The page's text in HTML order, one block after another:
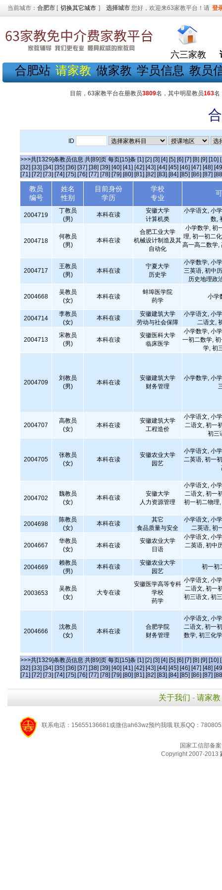
当前城市： 合肥市 [ 切换其它城市 ] 选择城市 您好，欢迎来63家教平台！请 登
六三家教
合肥站 请家教 做家教 学员信息 教员
目前，63家教平台在册教员3809名，其中明星教员163名
ID
>>>共[1329]条教员信息 共[89]页 每页[15]条 [1] [2] [3] [4] [5] [6] [7] [8] [9] [10]
[32] [33] [34] [35] [36] [37] [38] [39] [40] [41] [42] [43] [44] [45] [46] [47] [48]
[71] [72] [73] [74] [75] [76] [77] [78] [79] [80] [81] [82] [83] [84] [85] [86] [87]
教员
编号
姓名
性别
目前身份
学历
学校
专业
2004719
丁教员
(男)
本科在读
安徽大学
计算机类
小学语文, 小
数,
2004718
何教员
(男)
本科在读
合肥工业大学
机械设计制造及其
自动化
小学数学, 初
理, 初一初二
高一高二数学,
2004717
王教员
(男)
本科在读
宁夏大学
历史学
小学数学, 小
三英语, 初中
历史地理政
2004668
吴教员
(女)
本科在读
蚌埠医学院
药学
小学
2004714
李教员
(女)
本科在读
安徽建筑大学
劳动与社会保障
小学语文, 小
二语文,
2004713
宋教员
(男)
本科在读
安徽医科大学
临床医学
小学数学, 小
一初二数学,
学, 初
2004709
刘教员
(男)
本科在读
安徽建筑大学
财务管理
小学数学, 小
2004707
高教员
(女)
本科在读
安徽建筑大学
工程造价
小学语文, 小
二语文, 初一
初三
2004705
张教员
(女)
本科在读
安徽农业大学
园艺
小学语文, 小
二英语, 初一
2004702
魏教员
(女)
本科在读
安徽大学
人力资源管理
小学语文, 小
二语文, 初一
初一初二物理
2004698
陈教员
(女)
本科在读
其它
食品质量与安全
小学语文, 小
二英语, 初
2004667
华教员
(女)
本科在读
安徽农业大学
日语
小学语文, 小
二英语, 初中
2004669
赖教员
(男)
本科在读
安徽农业大学
园艺
初一初
2003653
吴教员
(女)
大专在读
安徽医学高等专科
学校
药学
小学语文, 小
二语文, 初一
初三语文, 初
2004666
沈教员
(女)
本科在读
合肥学院
财务管理
小学语文, 小
二语文, 初一
数学, 初三化
>>>共[1329]条教员信息 共[89]页 每页[15]条 [1] [2] [3] [4] [5] [6] [7] [8] [9] [10]
[32] [33] [34] [35] [36] [37] [38] [39] [40] [41] [42] [43] [44] [45] [46] [47] [48]
[71] [72] [73] [74] [75] [76] [77] [78] [79] [80] [81] [82] [83] [84] [85] [86] [87]
关于我们 - 请家教
联系电话：15655136681或微信ah63wz预约我哦 联系QQ：
国家工信部备
Copyright 2007-2013